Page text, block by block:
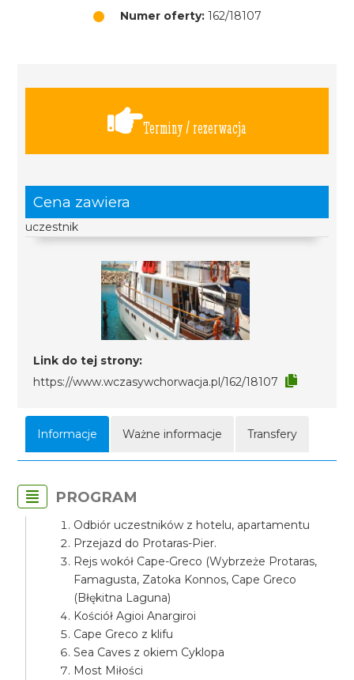
Numer oferty:162/18107
Terminy / rezerwacja
Cena zawiera
uczestnik
Link do tej strony:
https://www.wczasywchorwacja.pl/162/18107
Informacje Ważne informacje Transfery
PROGRAM
Odbiór uczestników z hotelu, apartamentu
Przejazd do Protaras-Pier.
Rejs wokół Cape-Greco (Wybrzeże Protaras,
Famagusta, Zatoka Konnos, Cape Greco
(Błękitna Laguna)
Kościół Agioi Anargiroi
Cape Greco z klifu
Sea Caves z okiem Cyklopa
Most Miłości